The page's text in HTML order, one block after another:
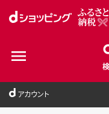
アカウント